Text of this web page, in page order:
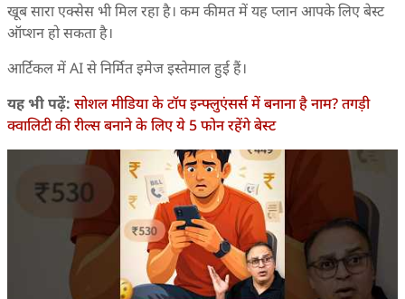
खूब सारा एक्सेस भी मिल रहा है। कम कीमत में यह प्लान आपके लिए बेस्ट
ऑप्शन हो सकता है।
आर्टिकल में AI से निर्मित इमेज इस्तेमाल हुई हैं।
यह भी पढ़ें: सोशल मीडिया के टॉप इन्फ्लुएंसर्स में बनाना है नाम? तगड़ी
क्वालिटी की रील्स बनाने के लिए ये 5 फोन रहेंगे बेस्ट